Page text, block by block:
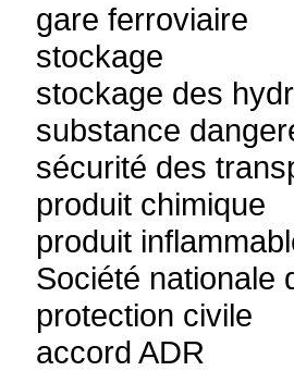
gare ferroviaire
stockage
stockage des
substance
sécurité des
produit chimique
produit
Société nationale
protection civile
accord ADR